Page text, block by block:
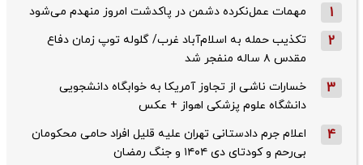
1 مهمات عمل‌نکرده دشمن در پاکدشت امروز منهدم می‌شود
2
تکذیب حمله به اسلام‌آباد غرب/ گلوله توپ زمان دفاع
مقدس ۸ ساله منفجر شد
3
خسارات ناشی از تجاوز آمریکا به خوابگاه دانشجویی
دانشگاه علوم پزشکی اهواز + عکس
4
اعلام جرم دادستانی تهران علیه قلیل افراد حامی محکومان
بی‌رحم و کودتای دی‌ ۱۴۰۴ و جنگ رمضان